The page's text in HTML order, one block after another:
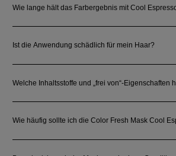
Wie lange hält das Farbergebnis mit Cool
Ist die Anwendung schädlich für mein Haar?
Welche Inhaltsstoffe und „frei von“-Eigenschaften
Wie häufig sollte ich die Color Fresh Mask Cool